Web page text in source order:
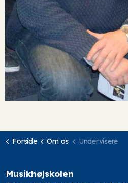
Forside Om os Undervisere
Musikhøjskolen